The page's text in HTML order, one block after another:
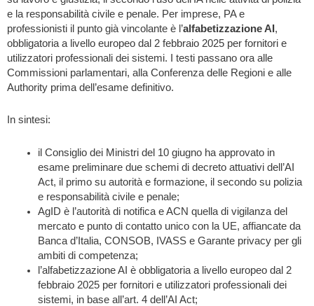
e la responsabilità civile e penale. Per imprese, PA e
professionisti il punto già vincolante è l’alfabetizzazione AI ,
obbligatoria a livello europeo dal 2 febbraio 2025 per fornitori e
utilizzatori professionali dei sistemi. I testi passano ora alle
Commissioni parlamentari, alla Conferenza delle Regioni e alle
Authority prima dell’esame definitivo.
In sintesi:
il Consiglio dei Ministri del 10 giugno ha approvato in
esame preliminare due schemi di decreto attuativi dell’AI
Act, il primo su autorità e formazione, il secondo su polizia
e responsabilità civile e penale;
AgID è l’autorità di notifica e ACN quella di vigilanza del
mercato e punto di contatto unico con la UE, affiancate da
Banca d’Italia, CONSOB, IVASS e Garante privacy per gli
ambiti di competenza;
l’alfabetizzazione AI è obbligatoria a livello europeo dal 2
febbraio 2025 per fornitori e utilizzatori professionali dei
sistemi, in base all’art. 4 dell’AI Act;